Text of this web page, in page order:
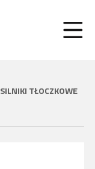
SILNIKI TŁOCZKOWE